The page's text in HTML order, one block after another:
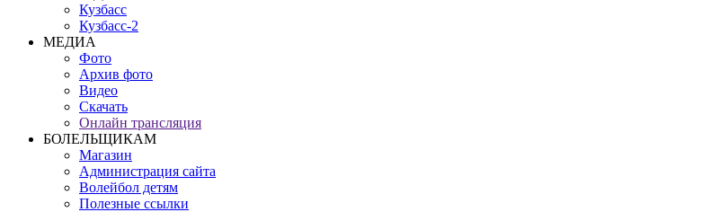
Кузбасс
Кузбасс-2
МЕДИА
Фото
Архив фото
Видео
Скачать
Онлайн трансляция
БОЛЕЛЬЩИКАМ
Магазин
Администрация сайта
Волейбол детям
Полезные ссылки